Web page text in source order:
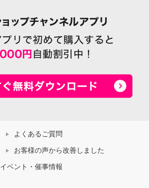
よくあるご質問
お客様の声から改善しました
イベント・催事情報